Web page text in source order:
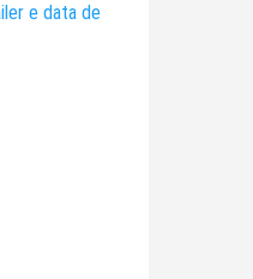
e data de